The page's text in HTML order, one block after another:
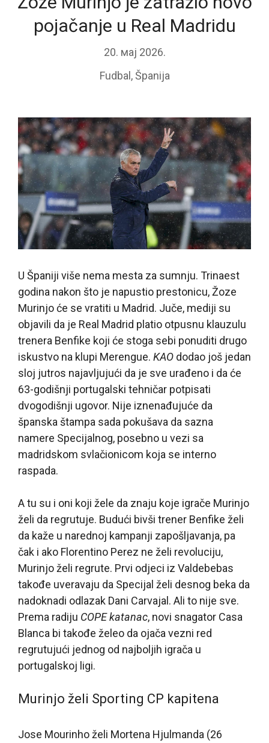
pojačanje u Real Madridu
20. мај 2026.
Fudbal ,Španija
U Španiji više nema mesta za sumnju. Trinaest
godina nakon što je napustio prestonicu, Žoze
Murinjo će se vratiti u Madrid. Juče, mediji su
objavili da je Real Madrid platio otpusnu klauzulu
trenera Benfike koji će stoga sebi ponuditi drugo
iskustvo na klupi Merengue. KAO dodao još jedan
sloj jutros najavljujući da je sve urađeno i da će
63-godišnji portugalski tehničar potpisati
dvogodišnji ugovor. Nije iznenađujuće da
španska štampa sada pokušava da sazna
namere Specijalnog, posebno u vezi sa
madridskom svlačionicom koja se interno
raspada.
A tu su i oni koji žele da znaju koje igrače Murinjo
želi da regrutuje. Budući bivši trener Benfike želi
da kaže u narednoj kampanji zapošljavanja, pa
čak i ako Florentino Perez ne želi revoluciju,
Murinjo želi regrute. Prvi odjeci iz Valdebebas
takođe uveravaju da Specijal želi desnog beka da
nadoknadi odlazak Dani Carvajal. Ali to nije sve.
Prema radiju COPE katanac, novi snagator Casa
Blanca bi takođe želeo da ojača vezni red
regrutujući jednog od najboljih igrača u
portugalskoj ligi.
Murinjo želi Sporting CP kapitena
Jose Mourinho želi Mortena Hjulmanda (26